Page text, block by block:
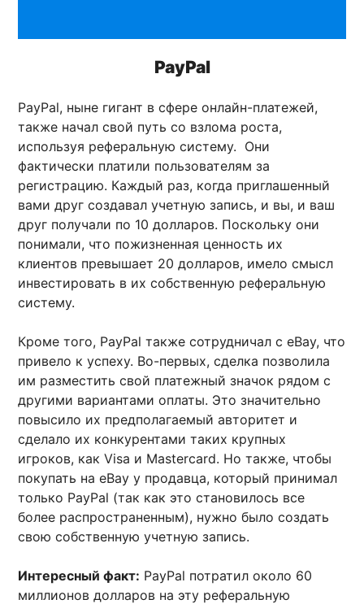
PayPal
PayPal, ныне гигант в сфере онлайн-платежей,
также начал свой путь со взлома роста,
используя реферальную систему. Они
фактически платили пользователям за
регистрацию. Каждый раз, когда приглашенный
вами друг создавал учетную запись, и вы, и ваш
друг получали по 10 долларов. Поскольку они
понимали, что пожизненная ценность их
клиентов превышает 20 долларов, имело смысл
инвестировать в их собственную реферальную
систему.
Кроме того, PayPal также сотрудничал с eBay, что
привело к успеху. Во-первых, сделка позволила
им разместить свой платежный значок рядом с
другими вариантами оплаты. Это значительно
повысило их предполагаемый авторитет и
сделало их конкурентами таких крупных
игроков, как Visa и Mastercard. Но также, чтобы
покупать на eBay у продавца, который принимал
только PayPal (так как это становилось все
более распространенным), нужно было создать
свою собственную учетную запись.
Интересный факт: PayPal потратил около 60
миллионов долларов на эту реферальную